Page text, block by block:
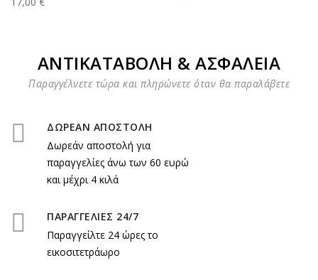
ΑΝΤΙΚΑΤΑΒΟΛΗ & ΑΣΦΑΛΕΙΑ
Παραγγέλνετε τώρα και πληρώνετε όταν θα παραλάβετε
ΔΩΡΕΑΝ ΑΠΟΣΤΟΛΗ
Δωρεάν αποστολή για
παραγγελίες άνω των 60 ευρώ
και μέχρι 4 κιλά
ΠΑΡΑΓΓΕΛΙΕΣ 24/7
Παραγγείλτε 24 ώρες το
εικοσιτετράωρο